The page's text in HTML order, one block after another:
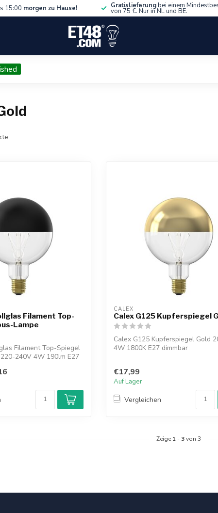
15:00 morgen zu Hause! Gratislieferungbei einem
von 75 €. Nur in NL und BE.
Filament Top-
Lampe
Filament Top-Spiegel
240V 4W 190lm E27
CALEX
Calex G125 Kupferspiegel
Calex G125 Kupferspiegel Gold
4W 1800K E27 dimmbar
€17,99
Auf Lager
Vergleichen
Zeige 1 -3von 3